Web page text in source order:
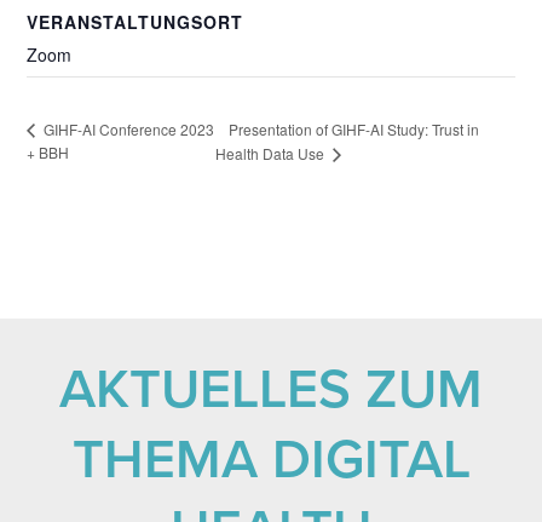
VERANSTALTUNGSORT
Zoom
GIHF-AI Conference 2023
+ BBH
Presentation of GIHF-AI Study: Trust in
Health Data Use
AKTUELLES ZUM
THEMA DIGITAL